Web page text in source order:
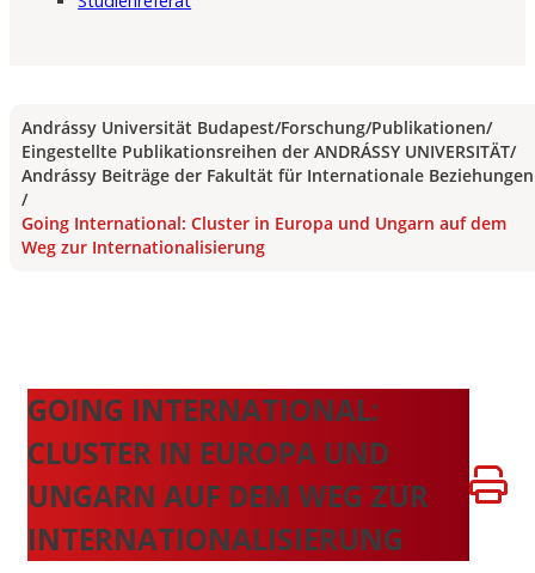
Andrássy Universität Budapest/Forschung/Publikationen/
Eingestellte Publikationsreihen der ANDRÁSSY UNIVERSITÄT/
Andrássy Beiträge der Fakultät für Internationale Beziehungen
/
Going International: Cluster in Europa und Ungarn auf dem
Weg zur Internationalisierung
GOING INTERNATIONAL:
CLUSTER IN EUROPA UND
UNGARN AUF DEM WEG ZUR
INTERNATIONALISIERUNG